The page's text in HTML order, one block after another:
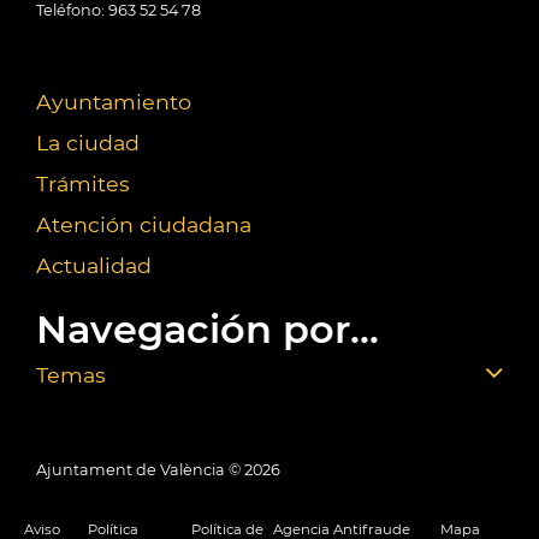
Teléfono: 963 52 54 78
Ayuntamiento
La ciudad
Trámites
Atención ciudadana
Actualidad
Navegación por...
Temas
Ajuntament de València © 2026
Aviso Política Política de Agencia Antifraude Mapa